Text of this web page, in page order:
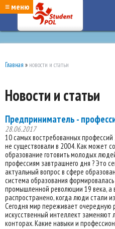
google-site-verification:
google7a917c261df1566b.html
≡ меню
Главная » новости и статьи
Новости и статьи
Предприниматель -
28.06.2017
10 самых востребованных
не существовали в 2004. Как может
образование готовить молодых
профессиям завтрашнего дня ? Это
актуальный вопрос в сфере
система образования
промышленной революции 19 века,
распространено, когда люди стали
Сегодня мир переживает
искусственный интеллект заменяют
конторах. Какие навыки и